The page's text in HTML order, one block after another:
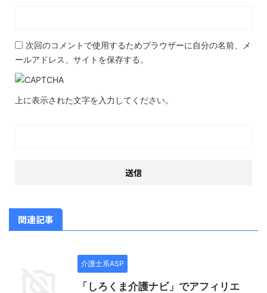
次回のコメントで使用するためブラウザーに自分の名前、メ
ールアドレス、サイトを保存する。
上に表示された文字を入力してください。
関連記事
介護士系ASP
「しろくま介護ナビ」でアフィリエ